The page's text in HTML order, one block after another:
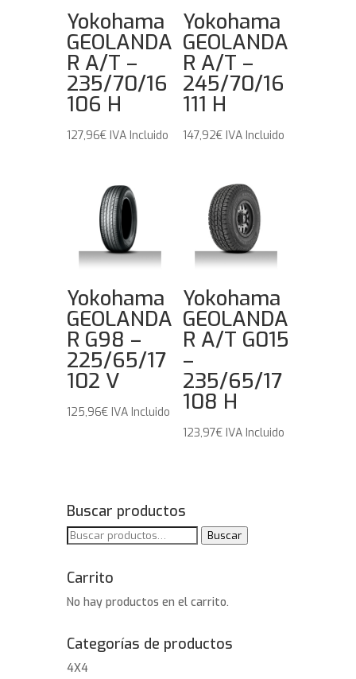
Yokohama
GEOLANDA
R A/T –
235/70/16
106 H
127,96€ IVA Incluido
Yokohama
GEOLANDA
R A/T –
245/70/16
111 H
147,92€ IVA Incluido
Yokohama
GEOLANDA
R G98 –
225/65/17
102 V
125,96€ IVA Incluido
Yokohama
GEOLANDA
R A/T G015
–
235/65/17
108 H
123,97€ IVA Incluido
Buscar productos
Buscar
Buscar
Carrito
No hay productos en el carrito.
Categorías de productos
4X4